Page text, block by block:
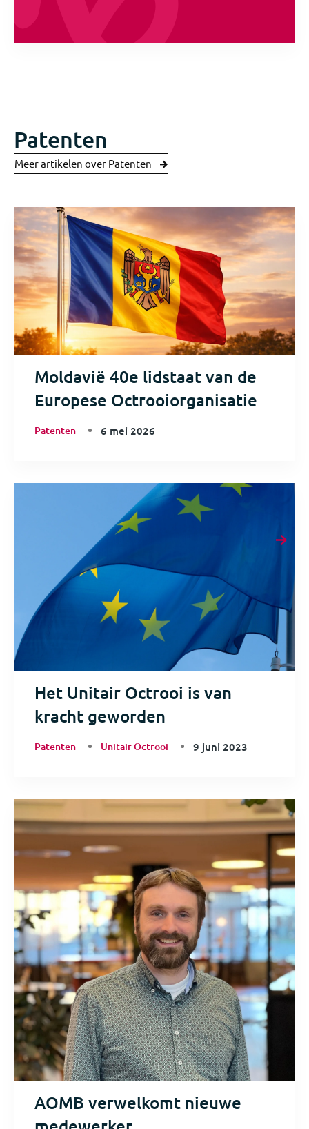
Patenten
Meer artikelen over Patenten
Moldavië 40e lidstaat van de
Europese Octrooiorganisatie
Patenten 6 mei 2026
Het Unitair Octrooi is van
kracht geworden
Patenten Unitair Octrooi 9 juni 2023
AOMB verwelkomt nieuwe